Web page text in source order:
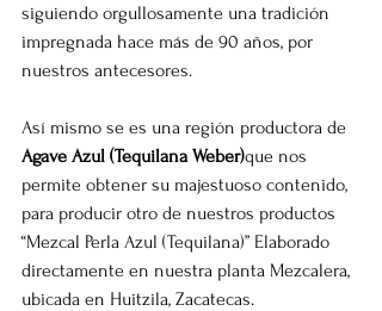
siguiendo orgullosamente una tradición
impregnada hace más de 90 años, por
nuestros antecesores.
Así mismo se es una región productora de
Agave Azul (Tequilana Weber)que nos
permite obtener su majestuoso contenido,
para producir otro de nuestros productos
“Mezcal Perla Azul (Tequilana)” Elaborado
directamente en nuestra planta Mezcalera,
ubicada en Huitzila, Zacatecas.